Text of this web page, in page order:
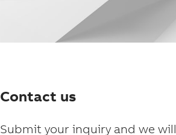
Contact us
Submit your inquiry and we will